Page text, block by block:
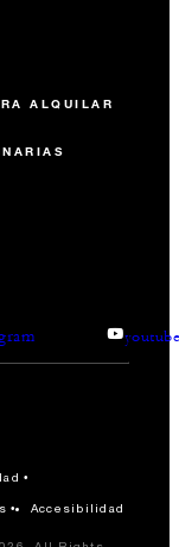
ALQUILAR
Accesibilidad